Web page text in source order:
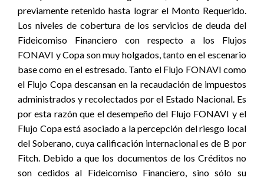
previamente retenido hasta lograr el Monto Requerido.
Los niveles de cobertura de los servicios de deuda del
Fideicomiso Financiero con respecto a los Flujos
FONAVI y Copa son muy holgados, tanto en el escenario
base como en el estresado. Tanto el Flujo FONAVI como
el Flujo Copa descansan en la recaudación de impuestos
administrados y recolectados por el Estado Nacional. Es
por esta razón que el desempeño del Flujo FONAVI y el
Flujo Copa está asociado a la percepción del riesgo local
del Soberano, cuya calificación internacional es de B por
Fitch. Debido a que los documentos de los Créditos no
son cedidos al Fideicomiso Financiero, sino sólo su